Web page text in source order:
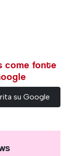
come fonte
su Google